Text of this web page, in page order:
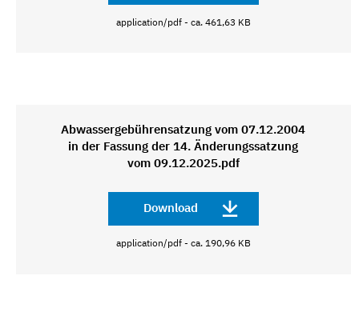
application/pdf - ca. 461,63 KB
Abwassergebührensatzung vom 07.12.2004
in der Fassung der 14. Änderungssatzung
vom 09.12.2025.pdf
Download
application/pdf - ca. 190,96 KB